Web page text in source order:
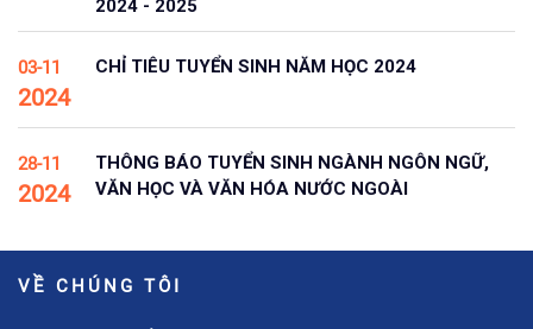
2024 - 2025
03-11
2024
CHỈ TIÊU TUYỂN SINH NĂM HỌC 2024
28-11
2024
THÔNG BÁO TUYỂN SINH NGÀNH NGÔN NGỮ,
VĂN HỌC VÀ VĂN HÓA NƯỚC NGOÀI
VỀ CHÚNG TÔI